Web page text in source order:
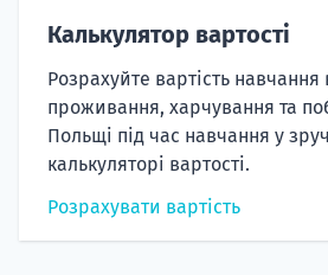
Калькулятор вартості
Розрахуйте вартість навчання
проживання, харчування та
Польщі під час навчання у
калькуляторі вартості.
Розрахувати вартість